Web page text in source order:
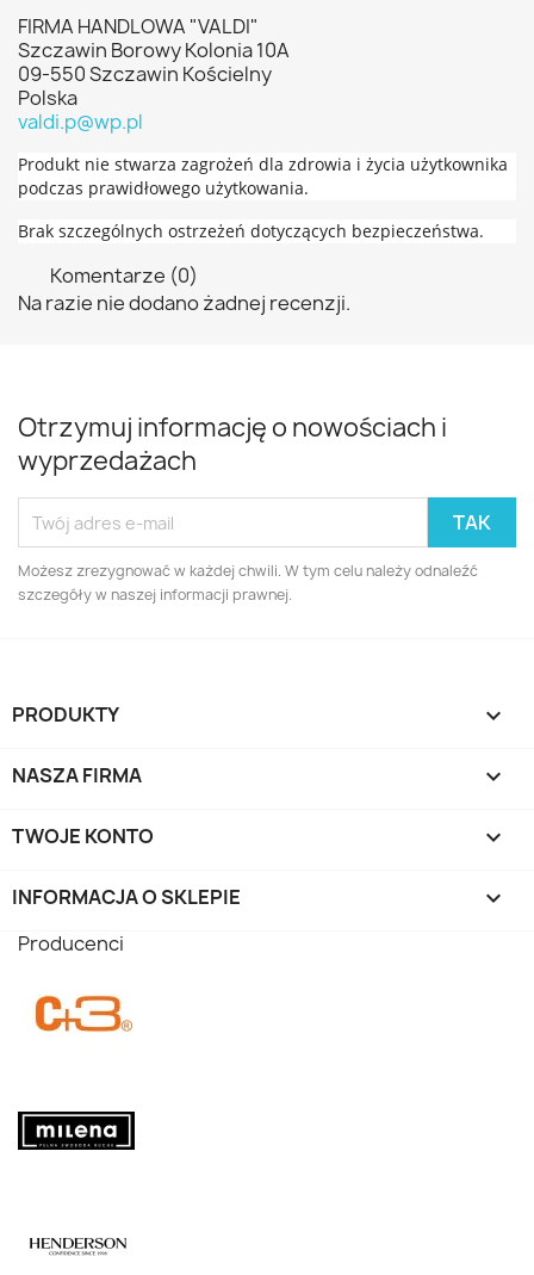
FIRMA HANDLOWA "VALDI"
Szczawin Borowy Kolonia 10A
09-550 Szczawin Kościelny
Polska
valdi.p@wp.pl
Produkt nie stwarza zagrożeń dla zdrowia i życia użytkownika
podczas prawidłowego użytkowania.
Brak szczególnych ostrzeżeń dotyczących bezpieczeństwa.
Komentarze (0)
Na razie nie dodano żadnej recenzji.
Otrzymuj informację o nowościach i
wyprzedażach
Możesz zrezygnować w każdej chwili. W tym celu należy odnaleźć
szczegóły w naszej informacji prawnej.
PRODUKTY 
NASZA FIRMA 
TWOJE KONTO 
INFORMACJA O SKLEPIE keyboard_arrow_down
Producenci